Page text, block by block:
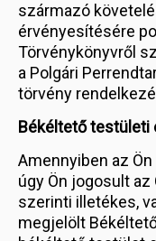
származó
érvényesítésére
Törvénykönyvről
a Polgári
törvény
Békéltető testületi
Amennyiben az
úgy Ön jogosult az
szerinti illetékes,
megjelölt